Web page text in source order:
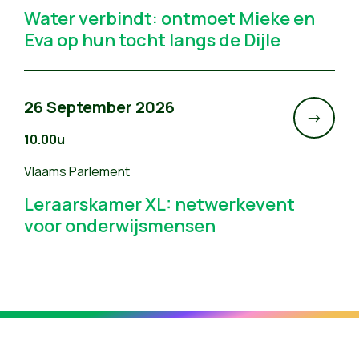
Water verbindt: ontmoet Mieke en
Eva op hun tocht langs de Dijle
26 September 2026
10.00u
Vlaams Parlement
Leraarskamer XL: netwerkevent
voor onderwijsmensen
->